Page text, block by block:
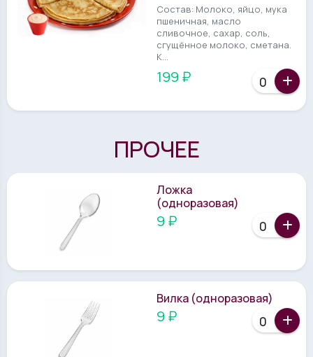
Состав: Молоко, яйцо, мука
пшеничная, масло
сливочное, сахар, соль,
сгущённое молоко, сметана.
К...
199 ₽
ПРОЧЕЕ
Ложка
(одноразовая)
9 ₽
Вилка (одноразовая)
9 ₽